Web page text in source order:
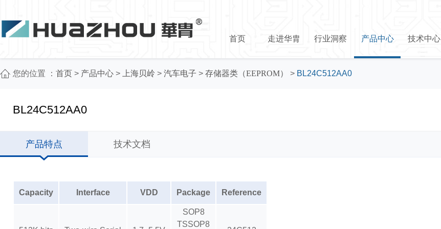
首页 走进华胄 行业洞察 产品中心 技术中心
您的位置 ： 首页 > 产品中心 > 上海贝岭 > 汽车电子 > 存储器类（EEPROM） > BL24C512AA0
BL24C512AA0
产品特点 技术文档
Capacity Interface VDD Package Reference
SOP8
TSSOP8